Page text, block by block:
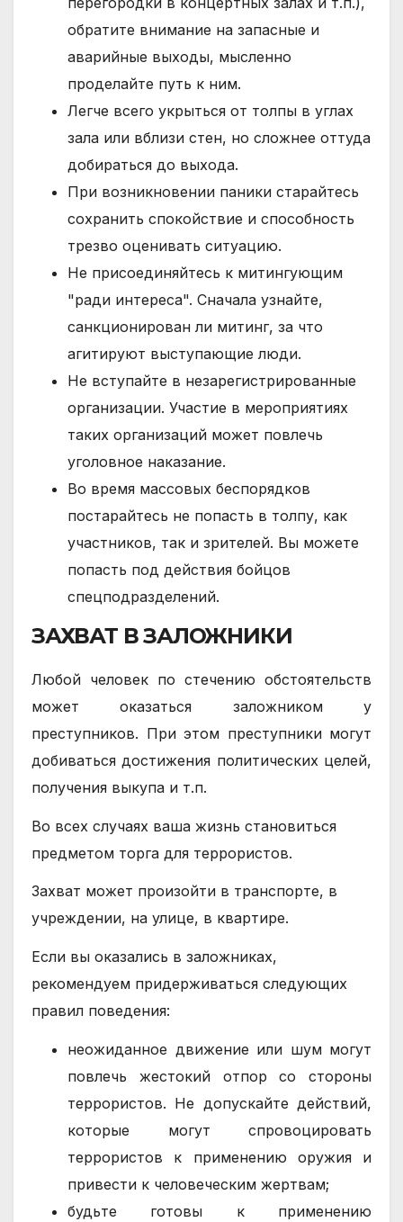
обратите внимание на запасные и
аварийные выходы, мысленно
проделайте путь к ним.
Легче всего укрыться от толпы в углах
зала или вблизи стен, но сложнее оттуда
добираться до выхода.
При возникновении паники старайтесь
сохранить спокойствие и способность
трезво оценивать ситуацию.
Не присоединяйтесь к митингующим
"ради интереса". Сначала узнайте,
санкционирован ли митинг, за что
агитируют выступающие люди.
Не вступайте в незарегистрированные
организации. Участие в мероприятиях
таких организаций может повлечь
уголовное наказание.
Во время массовых беспорядков
постарайтесь не попасть в толпу, как
участников, так и зрителей. Вы можете
попасть под действия бойцов
спецподразделений.
ЗАХВАТ В ЗАЛОЖНИКИ
Любой человек по стечению обстоятельств
может оказаться заложником у
преступников. При этом преступники могут
добиваться достижения политических целей,
получения выкупа и т.п.
Во всех случаях ваша жизнь становиться
предметом торга для террористов.
Захват может произойти в транспорте, в
учреждении, на улице, в квартире.
Если вы оказались в заложниках,
рекомендуем придерживаться следующих
правил поведения:
неожиданное движение или шум могут
повлечь жестокий отпор со стороны
террористов. Не допускайте действий,
которые могут спровоцировать
террористов к применению оружия и
привести к человеческим жертвам;
будьте готовы к применению